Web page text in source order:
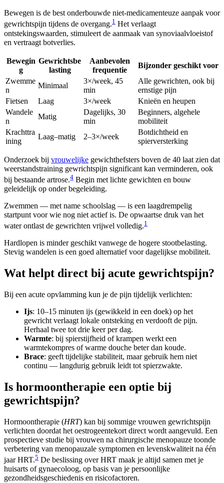
Bewegen is de best onderbouwde niet-medicamenteuze aanpak voor
gewrichtspijn tijdens de overgang.1 Het verlaagt
ontstekingswaarden, stimuleert de aanmaak van synoviaalvloeistof
en vertraagt botverlies.
Bewegin
g
Gewrichtsbe
lasting
Aanbevolen
frequentie
Bijzonder geschikt voor
Zwemme
n
Minimaal
3×/week, 45
min
Alle gewrichten, ook bij
ernstige pijn
Fietsen
Laag 3×/week
Knieën en heupen
Wandele
n
Matig
Dagelijks, 30
min
Beginners, algehele
mobiliteit
Krachttra
ining
Laag–matig 2–3×/week
Botdichtheid en
spierversterking
Onderzoek bij vrouwelijke gewichthefsters boven de 40 laat zien dat
weerstandstraining gewrichtspijn significant kan verminderen, ook
bij bestaande artrose.4 Begin met lichte gewichten en bouw
geleidelijk op onder begeleiding.
Zwemmen — met name schoolslag — is een laagdrempelig
startpunt voor wie nog niet actief is. De opwaartse druk van het
water ontlast de gewrichten vrijwel volledig.1
Hardlopen is minder geschikt vanwege de hogere stootbelasting.
Stevig wandelen is een goed alternatief voor dagelijkse mobiliteit.
Wat helpt direct bij acute gewrichtspijn?
Bij een acute opvlamming kun je de pijn tijdelijk verlichten:
Ijs: 10–15 minuten ijs (gewikkeld in een doek) op het
gewricht verlaagt lokale ontsteking en verdooft de pijn.
Herhaal twee tot drie keer per dag.
Warmte: bij spierstijfheid of krampen werkt een
warmtekompres of warme douche beter dan koude.
Brace: geeft tijdelijke stabiliteit, maar gebruik hem niet
continu — langdurig gebruik leidt tot spierzwakte.
Is hormoontherapie een optie bij
gewrichtspijn?
Hormoontherapie (HRT) kan bij sommige vrouwen gewrichtspijn
verlichten doordat het oestrogeentekort direct wordt aangevuld. Een
prospectieve studie bij vrouwen na chirurgische menopauze toonde
verbetering van menopauzale symptomen en levenskwaliteit na één
jaar HRT.5 De beslissing over HRT maak je altijd samen met je
huisarts of gynaecoloog, op basis van je persoonlijke
gezondheidsgeschiedenis en risicofactoren.